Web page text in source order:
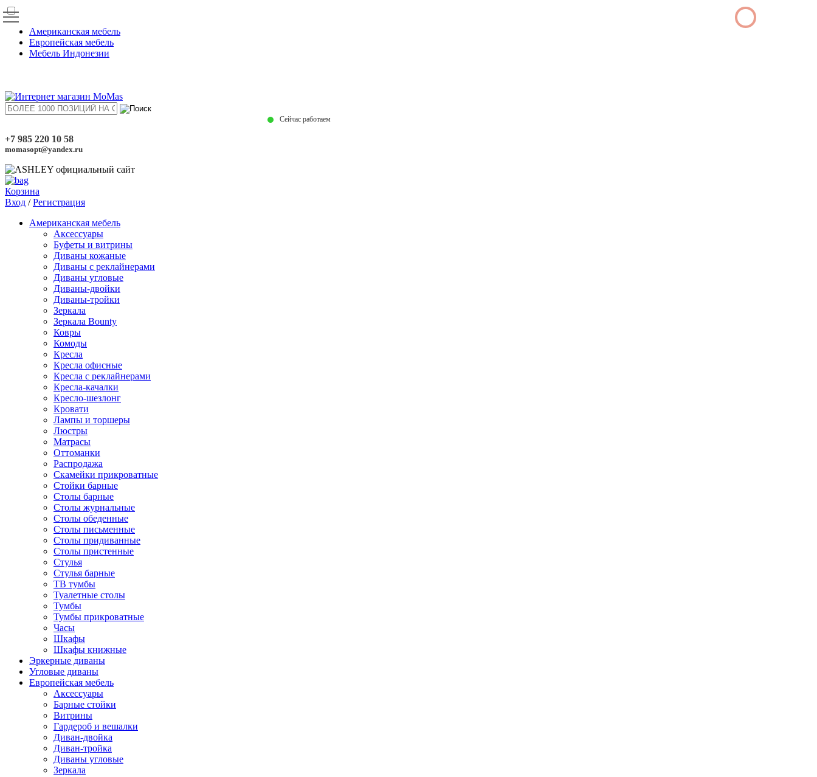
Американская мебель
Европейская мебель
Мебель Индонезии
Сейчас работаем
+7 985 220 10 58
momasopt@yandex.ru
Корзина
Вход /Регистрация
Американская мебель
Аксессуары
Буфеты и витрины
Диваны кожаные
Диваны с реклайнерами
Диваны угловые
Диваны-двойки
Диваны-тройки
Зеркала
Зеркала Bounty
Ковры
Комоды
Кресла
Кресла офисные
Кресла с реклайнерами
Кресла-качалки
Кресло-шезлонг
Кровати
Лампы и торшеры
Люстры
Матрасы
Оттоманки
Распродажа
Скамейки прикроватные
Стойки барные
Столы барные
Столы журнальные
Столы обеденные
Столы письменные
Столы придиванные
Столы пристенные
Стулья
Стулья барные
ТВ тумбы
Туалетные столы
Тумбы
Тумбы прикроватные
Часы
Шкафы
Шкафы книжные
Эркерные диваны
Угловые диваны
Европейская мебель
Аксессуары
Барные стойки
Витрины
Гардероб и вешалки
Диван-двойка
Диван-тройка
Диваны угловые
Зеркала